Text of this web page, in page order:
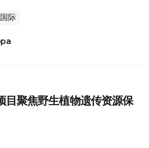
国际
目聚焦野生植物遗传资源保